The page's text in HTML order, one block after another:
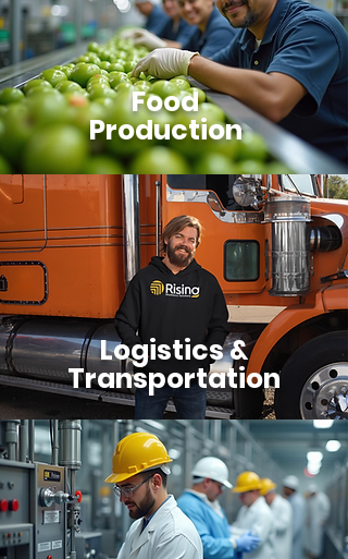
Food
Production
Logistics &
Transportation